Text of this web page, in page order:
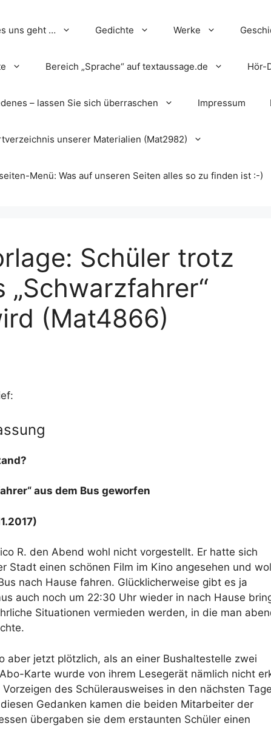
uns geht … Gedichte Werke
Bereich „Sprache“ auf textaussage.de Hör-
– lassen Sie sich überraschen Impressum
unserer Materialien (Mat2982)
Menü: Was auf unseren Seiten alles so zu finden ist :-)
Schüler trotz
(Mat4866)
aus dem Bus geworfen
)
R. den Abend wohl nicht vorgestellt. Er hatte sich
Stadt einen schönen Film im Kino angesehen und
nach Hause fahren. Glücklicherweise gibt es ja
auch noch um 22:30 Uhr wieder in nach Hause
Situationen vermieden werden, in die man
aber jetzt plötzlich, als an einer Bushaltestelle zwei
Karte wurde von ihrem Lesegerät nämlich nicht
des Schülerausweises in den nächsten
Gedanken kamen die beiden Mitarbeiter der
übergaben sie dem erstaunten Schüler einen